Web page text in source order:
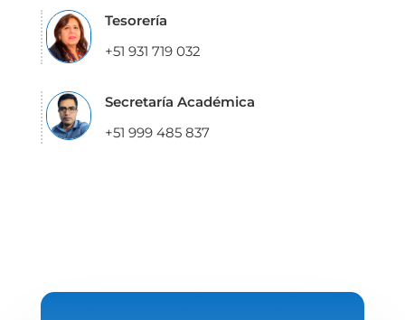
Tesorería
+51 931 719 032
Secretaría Académica
+51 999 485 837